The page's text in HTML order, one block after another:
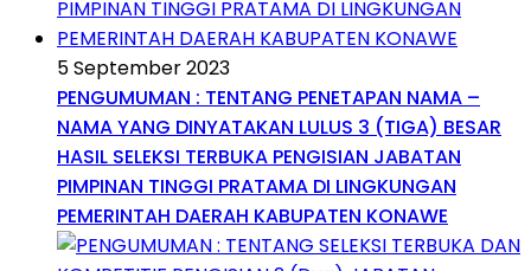
5 September 2023
PENGUMUMAN : TENTANG PENETAPAN NAMA –
NAMA YANG DINYATAKAN LULUS 3 (TIGA) BESAR
HASIL SELEKSI TERBUKA PENGISIAN JABATAN
PIMPINAN TINGGI PRATAMA DI LINGKUNGAN
PEMERINTAH DAERAH KABUPATEN KONAWE